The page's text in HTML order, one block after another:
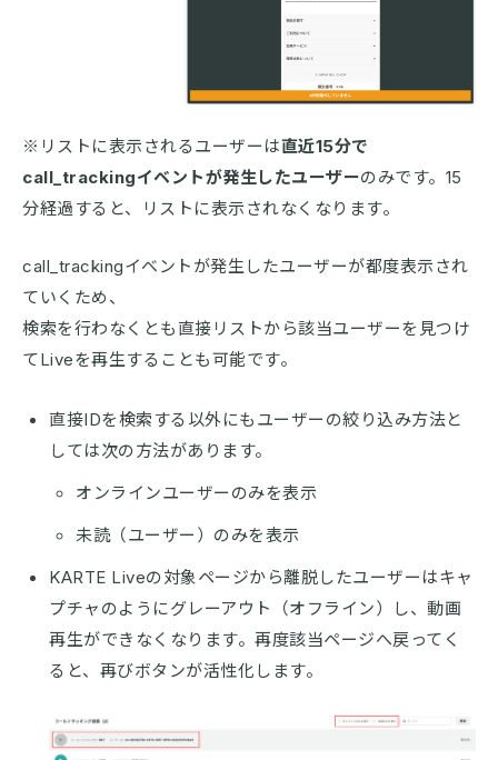
※リストに表示されるユーザーは直近15分で
call_trackingイベントが発生したユーザーのみです。15
分経過すると、リストに表示されなくなります。
call_trackingイベントが発生したユーザーが都度表示され
ていくため、
検索を行わなくとも直接リストから該当ユーザーを見つけ
てLiveを再生することも可能です。
直接IDを検索する以外にもユーザーの絞り込み方法と
しては次の方法があります。
オンラインユーザーのみを表示
未読（ユーザー）のみを表示
KARTE Liveの対象ページから離脱したユーザーはキャ
プチャのようにグレーアウト（オフライン）し、動画
再生ができなくなります。再度該当ページへ戻ってく
ると、再びボタンが活性化します。